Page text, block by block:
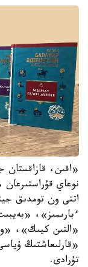
«اقىن، قازاقستان
نوعاي قۇراستىرعان
اتتى ون تومدىق
ءبارىمىز»،
«التىن كيىك»،
«قارلىعاشتىڭ
تۇرادى.